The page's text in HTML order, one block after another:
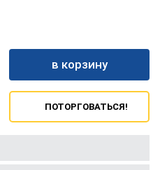
в корзину
ПОТОРГОВАТЬСЯ!